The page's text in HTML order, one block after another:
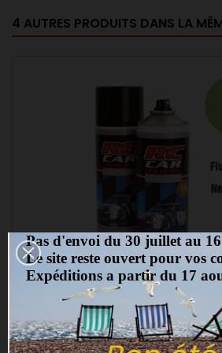
4 AUTRES PRODUITS DANS LA
MARQUE: GHIANT
PEINTURE RC CAR POUR LEXAN
(0)
Peinture RC CAR pour LEXAN vert
Pas d'envoi du 30 juillet au
Le site reste ouvert pour vos
Expéditions a partir du 17